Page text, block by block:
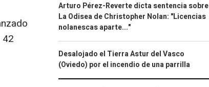
42
Arturo Pérez-Reverte dicta sentencia sobre
La Odisea de Christopher Nolan: "Licencias
nolanescas aparte..."
Desalojado el Tierra Astur del Vasco
(Oviedo) por el incendio de una parrilla